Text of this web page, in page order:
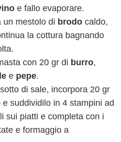
e fallo evaporare.
un mestolo di brodo caldo,
la cottura bagnando
con 20 gr di burro,
e pepe.
di sale, incorpora 20 gr
suddividilo in 4 stampini ad
sui piatti e completa con i
e formaggio a